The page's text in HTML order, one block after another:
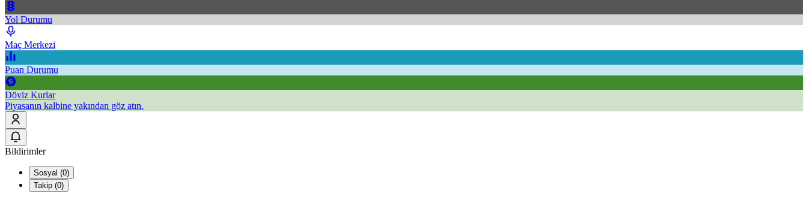
Yol Durumu
Maç Merkezi
Puan Durumu
Döviz Kurlar
Piyasanın kalbine yakından göz atın.
Bildirimler
Sosyal (0)
Takip (0)